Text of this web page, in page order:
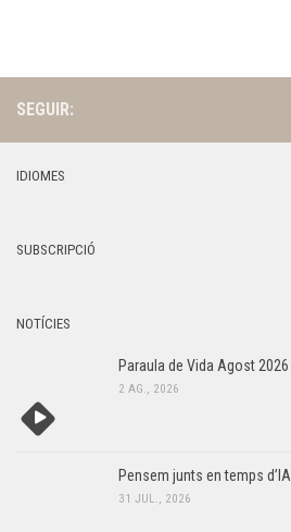
SEGUIR:
IDIOMES
SUBSCRIPCIÓ
NOTÍCIES
Paraula de Vida Agost 2026
2 AG., 2026
Pensem junts en temps d’IA
31 JUL., 2026